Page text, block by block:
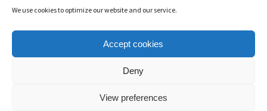
We use cookies to optimize our website and our service.
Accept cookies
Deny
View preferences
Copyright © 2014 - 2025 -The healthy Cook. All Rights